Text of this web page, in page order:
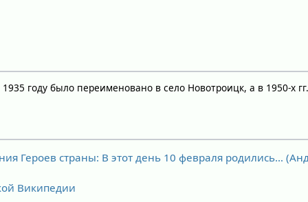
году было переименовано в село Новотроицк, а в 1950-х
Героев страны: В этот день 10 февраля родились…
Википедии